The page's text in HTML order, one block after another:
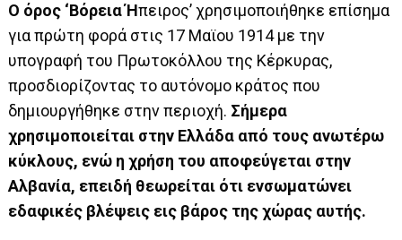
Ο όρος ‘Βόρεια Ήπειρος’ χρησιμοποιήθηκε επίσημα
για πρώτη φορά στις 17 Μαϊου 1914 με την
υπογραφή του Πρωτοκόλλου της Κέρκυρας,
προσδιορίζοντας το αυτόνομο κράτος που
δημιουργήθηκε στην περιοχή. Σήμερα
χρησιμοποιείται στην Ελλάδα από τους ανωτέρω
κύκλους, ενώ η χρήση του αποφεύγεται στην
Αλβανία, επειδή θεωρείται ότι ενσωματώνει
εδαφικές βλέψεις εις βάρος της χώρας αυτής.